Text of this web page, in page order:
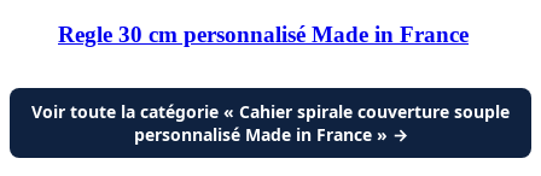
Regle 30 cm personnalisé Made in France
Voir toute la catégorie « Cahier spirale couverture souple
personnalisé Made in France » →